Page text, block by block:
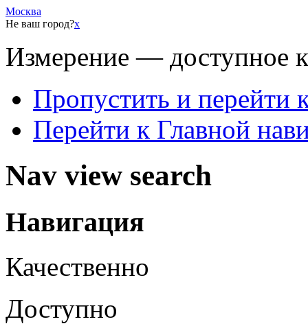
Москва
Не ваш город?x
Измерение — доступное
Пропустить и перейти
Перейти к Главной
Nav view search
Навигация
Качественно
Доступно